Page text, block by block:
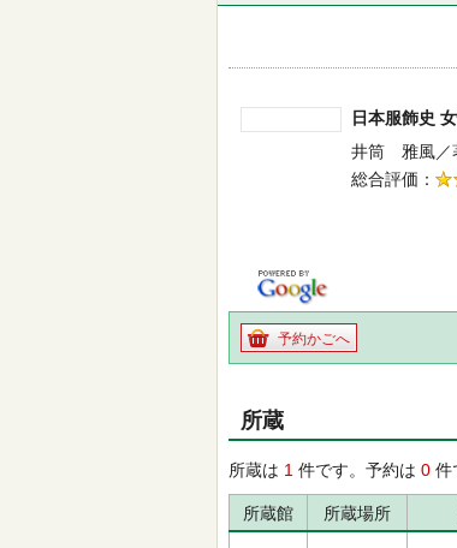
日本服飾史
井筒 雅風／
総合評価
5
予約かごへ
所蔵
所蔵は 1 件です。予約は 0 件
所蔵館 所蔵場所